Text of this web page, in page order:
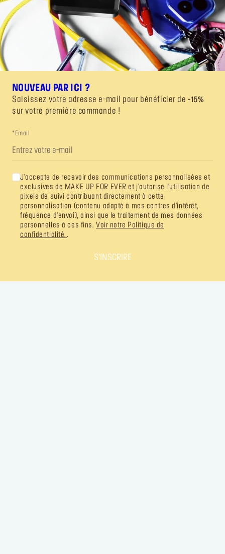
NOUVEAU PAR ICI ?
Saisissez votre adresse e-mail pour bénéficier de -15%
sur votre première commande !
*Email
J'accepte de recevoir des communications personnalisées et
exclusives de MAKE UP FOR EVER et j'autorise l'utilisation de
pixels de suivi contribuant directement à cette
personnalisation (contenu adapté à mes centres d'intérêt,
fréquence d'envoi), ainsi que le traitement de mes données
personnelles à ces fins. Voir notre Politique de
confidentialité. .
S’INSCRIRE